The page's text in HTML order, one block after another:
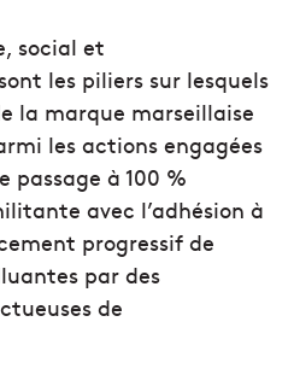
social et
les piliers sur lesquels
la marque marseillaise
les actions engagées
passage à 100 %
avec l’adhésion à
progressif de
par des
de